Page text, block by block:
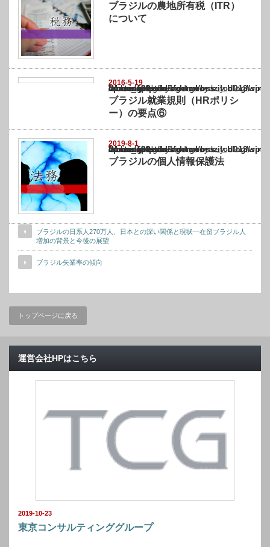
ブラジルの農地所有税（ITR）
について
2016-5-19
Warning
: Undefined array key "show_category" in
/home/netst/kuno-cpa.co.jp/public_html/brazil_blog/wp-content/themes/
on line183
ブラジル就業規則（HRポリシ
ー）の要点⑥
2019-8-1
Warning
: Undefined array key "show_category" in
/home/netst/kuno-cpa.co.jp/public_html/brazil_blog/wp-content/themes/
on line183
ブラジルの個人情報保護法
ブラジルの日系人270万人、日本との深い関係と現状—在留ブラジル人
増加の背景と今後の展望
ブラジル失業率の傾向
トップページに戻る
運営会社HPはこちら
2019-10-23
東京コンサルティンググループ